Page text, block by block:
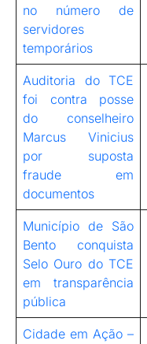
no número de
servidores
temporários
Auditoria do TCE
foi contra posse
do conselheiro
Marcus Vinicius
por suposta
fraude em
documentos
Município de São
Bento conquista
Selo Ouro do TCE
em transparência
pública
Cidade em Ação –